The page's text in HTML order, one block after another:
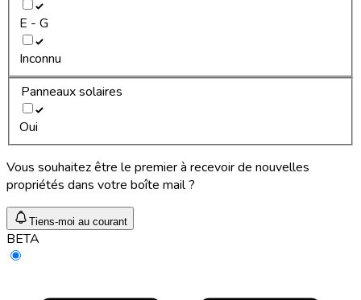
E - G
Inconnu
Panneaux solaires
Oui
Vous souhaitez être le premier à recevoir de nouvelles
propriétés dans votre boîte mail ?
Tiens-moi au courant
BETA